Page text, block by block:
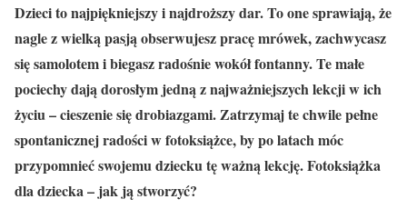
Dzieci to najpiękniejszy i najdroższy dar. To one sprawiają, że
nagle z wielką pasją obserwujesz pracę mrówek, zachwycasz
się samolotem i biegasz radośnie wokół fontanny. Te małe
pociechy dają dorosłym jedną z najważniejszych lekcji w ich
życiu – cieszenie się drobiazgami. Zatrzymaj te chwile pełne
spontanicznej radości w fotoksiążce, by po latach móc
przypomnieć swojemu dziecku tę ważną lekcję. Fotoksiążka
dla dziecka – jak ją stworzyć?